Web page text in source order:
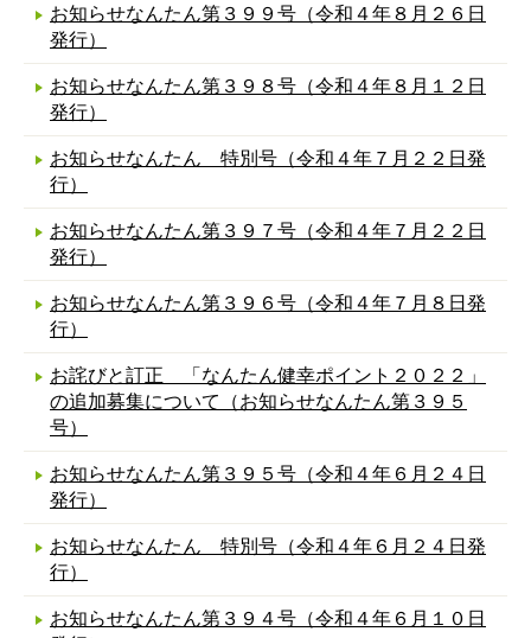
お知らせなんたん第３９９号（令和４年８月２６日
発行）
お知らせなんたん第３９８号（令和４年８月１２日
発行）
お知らせなんたん 特別号（令和４年７月２２日発
行）
お知らせなんたん第３９７号（令和４年７月２２日
発行）
お知らせなんたん第３９６号（令和４年７月８日発
行）
お詫びと訂正 「なんたん健幸ポイント２０２２」
の追加募集について（お知らせなんたん第３９５
号）
お知らせなんたん第３９５号（令和４年６月２４日
発行）
お知らせなんたん 特別号（令和４年６月２４日発
行）
お知らせなんたん第３９４号（令和４年６月１０日